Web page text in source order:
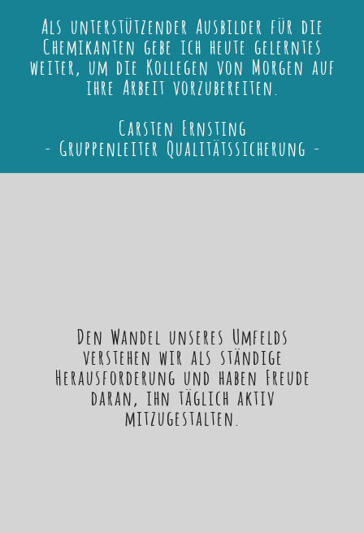
Als unterstützender Ausbilder für die
Chemikanten gebe ich heute gelerntes
weiter, um die Kollegen von Morgen auf
ihre Arbeit vorzubereiten.
Carsten Ernsting
- Gruppenleiter Qualitätssicherung -
Den Wandel unseres Umfelds
verstehen wir als ständige
Herausforderung und haben Freude
daran, ihn täglich aktiv
mitzugestalten.